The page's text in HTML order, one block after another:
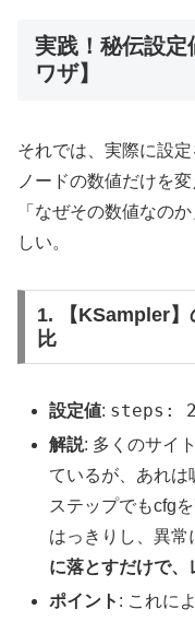
実践！秘伝設
ワザ】
それでは、実際に設定
ノードの数値だけを
「なぜその数値なの
しい。
1. 【KSampler
比
設定値: steps:
解説: 多くのサイ
ているが、あれ
ステップでもcfg
はっきりし、異
に落とすだけで、
ポイント : これに